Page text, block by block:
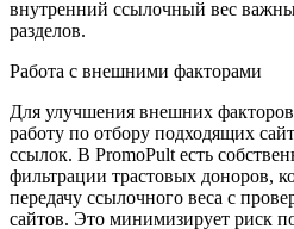
внутренний ссылочный вес
разделов.
Работа с внешними факторами
Для улучшения внешних
работу по отбору подходящих
ссылок. В PromoPult есть
фильтрации трастовых доноров,
передачу ссылочного веса с
сайтов. Это минимизирует риск